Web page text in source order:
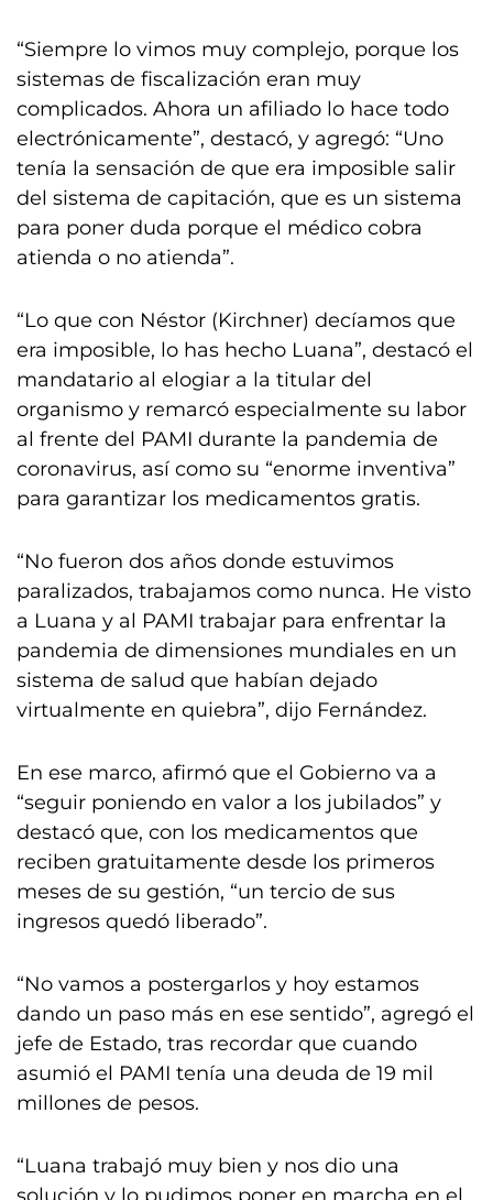
“Siempre lo vimos muy complejo, porque los
sistemas de fiscalización eran muy
complicados. Ahora un afiliado lo hace todo
electrónicamente”, destacó, y agregó: “Uno
tenía la sensación de que era imposible salir
del sistema de capitación, que es un sistema
para poner duda porque el médico cobra
atienda o no atienda”.
“Lo que con Néstor (Kirchner) decíamos que
era imposible, lo has hecho Luana”, destacó el
mandatario al elogiar a la titular del
organismo y remarcó especialmente su labor
al frente del PAMI durante la pandemia de
coronavirus, así como su “enorme inventiva”
para garantizar los medicamentos gratis.
“No fueron dos años donde estuvimos
paralizados, trabajamos como nunca. He visto
a Luana y al PAMI trabajar para enfrentar la
pandemia de dimensiones mundiales en un
sistema de salud que habían dejado
virtualmente en quiebra”, dijo Fernández.
En ese marco, afirmó que el Gobierno va a
“seguir poniendo en valor a los jubilados” y
destacó que, con los medicamentos que
reciben gratuitamente desde los primeros
meses de su gestión, “un tercio de sus
ingresos quedó liberado”.
“No vamos a postergarlos y hoy estamos
dando un paso más en ese sentido”, agregó el
jefe de Estado, tras recordar que cuando
asumió el PAMI tenía una deuda de 19 mil
millones de pesos.
“Luana trabajó muy bien y nos dio una